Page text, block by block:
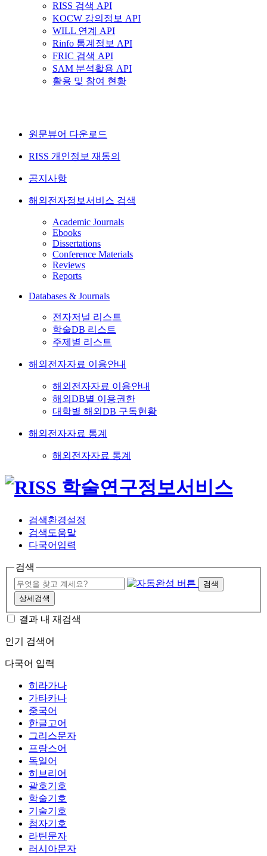
RISS 검색 API
KOCW 강의정보 API
WILL 연계 API
Rinfo 통계정보 API
FRIC 검색 API
SAM 분석활용 API
활용 및 참여 현황
원문뷰어 다운로드
RISS 개인정보 재동의
공지사항
해외전자정보서비스 검색
Academic Journals
Ebooks
Dissertations
Conference Materials
Reviews
Reports
Databases & Journals
전자저널 리스트
학술DB 리스트
주제별 리스트
해외전자자료 이용안내
해외전자자료 이용안내
해외DB별 이용권한
대학별 해외DB 구독현황
해외전자자료 통계
해외전자자료 통계
검색환경설정
검색도움말
다국어입력
검색
검색
상세검색
결과 내 재검색
인기 검색어
다국어 입력
히라가나
가타카나
중국어
한글고어
그리스문자
프랑스어
독일어
히브리어
괄호기호
학술기호
기술기호
첨자기호
라틴문자
러시아문자